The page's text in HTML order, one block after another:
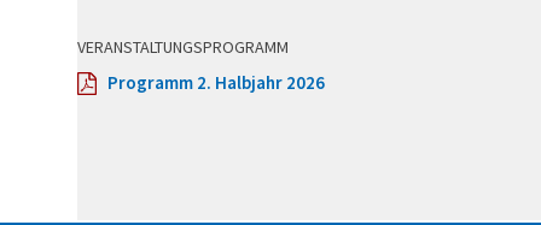
VERANSTALTUNGSPROGRAMM
Programm 2. Halbjahr 2026